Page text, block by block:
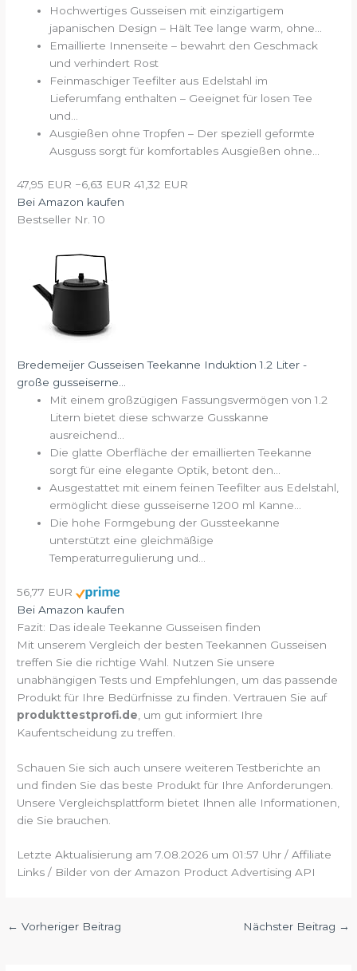
Hochwertiges Gusseisen mit einzigartigem
japanischen Design – Hält Tee lange warm, ohne...
Emaillierte Innenseite – bewahrt den Geschmack
und verhindert Rost
Feinmaschiger Teefilter aus Edelstahl im
Lieferumfang enthalten – Geeignet für losen Tee
und...
Ausgießen ohne Tropfen – Der speziell geformte
Ausguss sorgt für komfortables Ausgießen ohne...
47,95 EUR −6,63 EUR 41,32 EUR
Bei Amazon kaufen
Bestseller Nr. 10
Bredemeijer Gusseisen Teekanne Induktion 1.2 Liter -
große gusseiserne...
Mit einem großzügigen Fassungsvermögen von 1.2
Litern bietet diese schwarze Gusskanne
ausreichend...
Die glatte Oberfläche der emaillierten Teekanne
sorgt für eine elegante Optik, betont den...
Ausgestattet mit einem feinen Teefilter aus Edelstahl,
ermöglicht diese gusseiserne 1200 ml Kanne...
Die hohe Formgebung der Gussteekanne
unterstützt eine gleichmäßige
Temperaturregulierung und...
56,77 EUR
Bei Amazon kaufen
Fazit: Das ideale Teekanne Gusseisen finden
Mit unserem Vergleich der besten Teekannen Gusseisen
treffen Sie die richtige Wahl. Nutzen Sie unsere
unabhängigen Tests und Empfehlungen, um das passende
Produkt für Ihre Bedürfnisse zu finden. Vertrauen Sie auf
produkttestprofi.de , um gut informiert Ihre
Kaufentscheidung zu treffen.
Schauen Sie sich auch unsere weiteren Testberichte an
und finden Sie das beste Produkt für Ihre Anforderungen.
Unsere Vergleichsplattform bietet Ihnen alle Informationen,
die Sie brauchen.
Letzte Aktualisierung am 7.08.2026 um 01:57 Uhr / Affiliate
Links / Bilder von der Amazon Product Advertising API
← Vorheriger Beitrag Nächster Beitrag →